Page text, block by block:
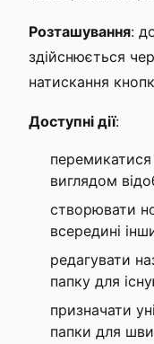
Розташування:
здійснюється
натискання
Доступні дії:
виглядом
створювати
всередині
редагувати
папку для
призначати
папки для